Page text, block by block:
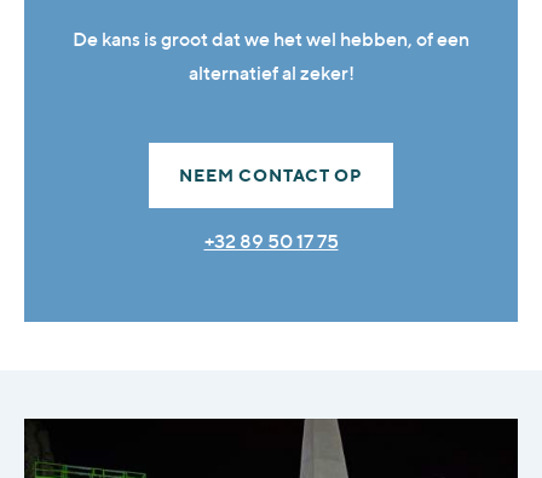
De kans is groot dat we het wel hebben, of een
alternatief al zeker!
NEEM CONTACT OP
+32 89 50 17 75